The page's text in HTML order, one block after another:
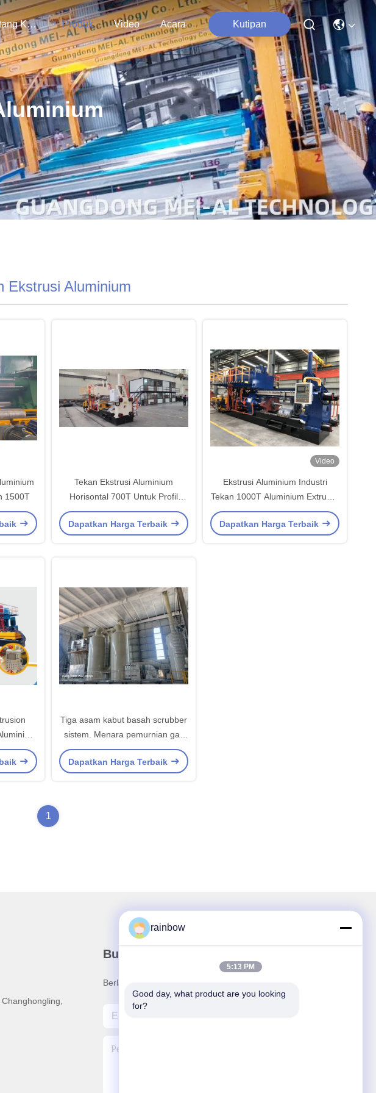
Tentang Kami Produk Video Acara Kutipan
Ekstrusi Aluminium
1500T
Tekan Ekstrusi Aluminium
Horisontal 700T Untuk Profil
Industri
Dapatkan Harga Terbaik
Video
Ekstrusi Aluminium Industri
Tekan 1000T Aluminium Extruder
Horisontal
Dapatkan Harga Terbaik
Tiga asam kabut basah scrubber
sistem. Menara pemurnian gas
limbah PP tahan korosi untuk
anodizing aluminium, lengkap
Dapatkan Harga Terbaik
1
Buletin kami
Berlangganan buletin kami untuk diskon dan lainnya.
rainbow
5:13 PM
Good day, what product are you looking
for?